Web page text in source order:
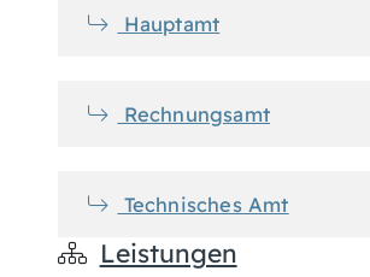
Hauptamt
Rechnungsamt
Technisches Amt
Leistungen